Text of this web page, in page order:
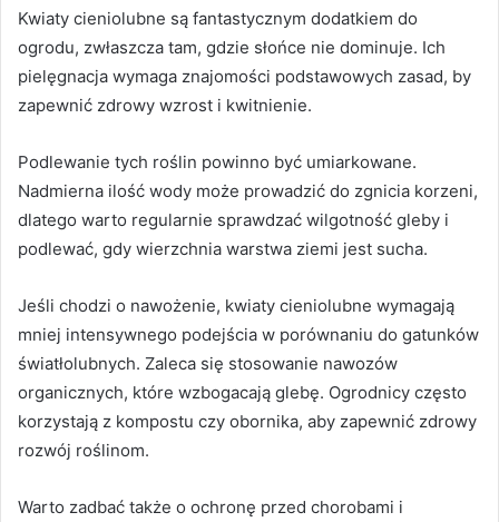
Kwiaty cieniolubne są fantastycznym dodatkiem do
ogrodu, zwłaszcza tam, gdzie słońce nie dominuje. Ich
pielęgnacja wymaga znajomości podstawowych zasad, by
zapewnić zdrowy wzrost i kwitnienie.
Podlewanie tych roślin powinno być umiarkowane.
Nadmierna ilość wody może prowadzić do zgnicia korzeni,
dlatego warto regularnie sprawdzać wilgotność gleby i
podlewać, gdy wierzchnia warstwa ziemi jest sucha.
Jeśli chodzi o nawożenie, kwiaty cieniolubne wymagają
mniej intensywnego podejścia w porównaniu do gatunków
światłolubnych. Zaleca się stosowanie nawozów
organicznych, które wzbogacają glebę. Ogrodnicy często
korzystają z kompostu czy obornika, aby zapewnić zdrowy
rozwój roślinom.
Warto zadbać także o ochronę przed chorobami i